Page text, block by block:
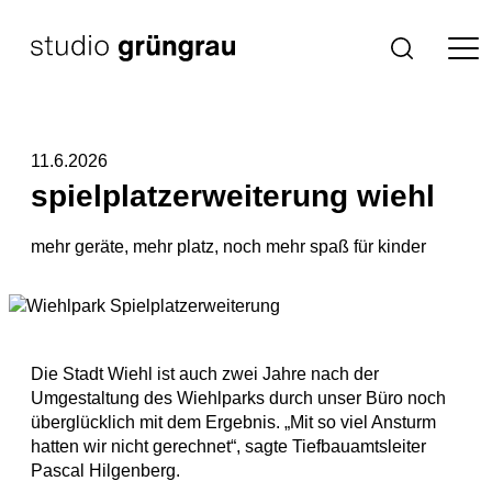
Inhalt
Startseite Suche
11.6.2026
spielplatzerweiterung wiehl
mehr geräte, mehr platz, noch mehr spaß für kinder
Die Stadt Wiehl ist auch zwei Jahre nach der
Umgestaltung des Wiehlparks durch unser Büro noch
überglücklich mit dem Ergebnis. „Mit so viel Ansturm
hatten wir nicht gerechnet“, sagte Tiefbauamtsleiter
Pascal Hilgenberg.